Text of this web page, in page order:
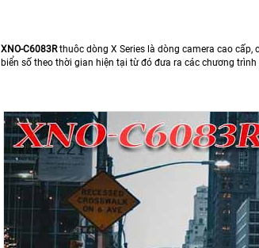
XNO-C6083Rthuôc dòng X Series là dòng camera cao cấp,
biển số theo thời gian hiện tại từ đó đưa ra các chương